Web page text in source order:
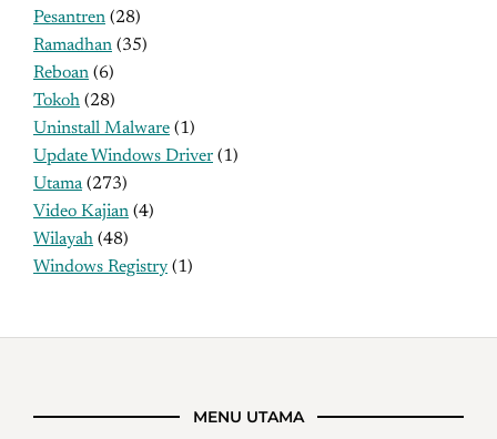
Pesantren (28)
Ramadhan (35)
Reboan (6)
Tokoh (28)
Uninstall Malware (1)
Update Windows Driver (1)
Utama(273)
Video Kajian (4)
Wilayah (48)
Windows Registry (1)
MENU UTAMA